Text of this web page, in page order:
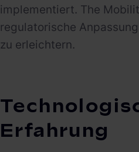
implementiert. The
regulatorische
zu erleichtern.
Erfahrung